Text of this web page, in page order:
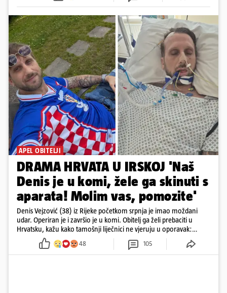
APEL OBITELJI
DRAMA HRVATA U IRSKOJ 'Naš
Denis je u komi, žele ga skinuti s
aparata! Molim vas, pomozite'
Denis Vejzović (38) iz Rijeke početkom srpnja je imao moždani
udar. Operiran je i završio je u komi. Obitelj ga želi prebaciti u
Hrvatsku, kažu kako tamošnji liječnici ne vjeruju u oporavak:
'Imamo 72 sata'
48 105